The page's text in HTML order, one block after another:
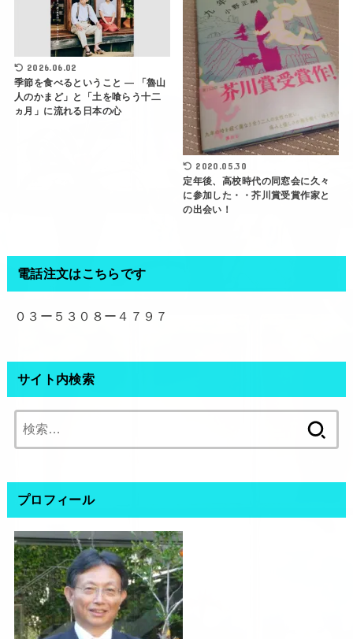
2026.06.02
季節を食べるということ ― 「魯山
人のかまど」と「土を喰らう十二
ヵ月」に流れる日本の心
2020.05.30
定年後、高校時代の同窓会に久々
に参加した・・芥川賞受賞作家と
の出会い！
電話注文はこちらです
０３ー５３０８ー４７９７
サイト内検索
索:
プロフィール